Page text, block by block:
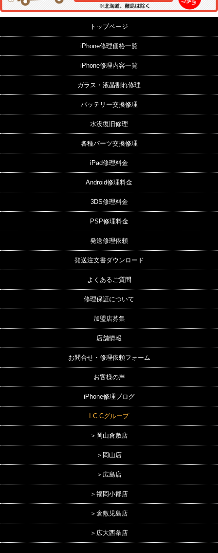
トップページ
iPhone修理価格一覧
iPhone修理内容一覧
ガラス・液晶割れ修理
バッテリー交換修理
水没復旧修理
各種パーツ交換修理
iPad修理料金
Android修理料金
3DS修理料金
PSP修理料金
発送修理依頼
発送注文書ダウンロード
よくあるご質問
修理保証について
加盟店募集
店舗情報
お問合せ・修理依頼フォーム
お客様の声
iPhone修理ブログ
I.C.Cグループ
＞岡山倉敷店
＞岡山店
＞広島店
＞福岡小郡店
＞倉敷児島店
＞広大西条店